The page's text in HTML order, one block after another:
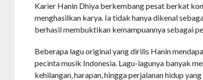
Karier Hanin Dhiya berkembang pesat berkat
menghasilkan karya. Ia tidak hanya dikenal
berhasil membuktikan kemampuannya sebagai
Beberapa lagu original yang dirilis Hanin
pecinta musik Indonesia. Lagu-lagunya banyak
kehilangan, harapan, hingga perjalanan hidup